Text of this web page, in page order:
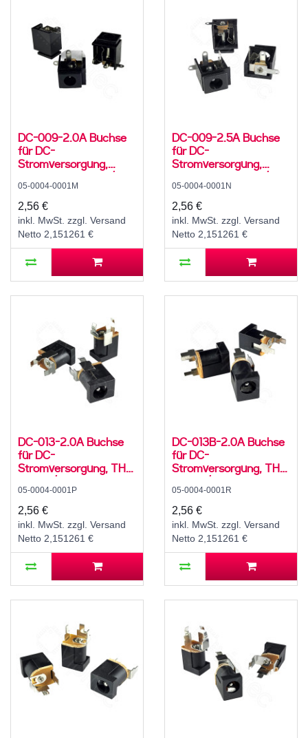
DC-009-2.0A Buchse
für DC-
Stromversorgung,
Lötfahnen, für 5,5 / 2,1
mm Hohlstecker, 30 V,
500 mA, 90°, -20..70
°C
05-0004-0001M
2,56 €
inkl. MwSt. zzgl. Versand
Netto 2,151261 €
DC-009-2.5A Buchse
für DC-
Stromversorgung,
Lötfahnen, für 5,5 / 2,5
mm Hohlstecker, 30 V,
500 mA, 90°, -20..70
°C
05-0004-0001N
2,56 €
inkl. MwSt. zzgl. Versand
Netto 2,151261 €
DC-013-2.0A Buchse
für DC-
Stromversorgung, THT,
für 5,5 / 2,1 mm
Hohlstecker, 30 V, 500
mA, 0°, -20..70 °C
05-0004-0001P
2,56 €
inkl. MwSt. zzgl. Versand
Netto 2,151261 €
DC-013B-2.0A Buchse
für DC-
Stromversorgung, THT,
für 5,5 / 2,1 mm
Hohlstecker, 30 V, 500
mA, 0°, -20..70 °C
05-0004-0001R
2,56 €
inkl. MwSt. zzgl. Versand
Netto 2,151261 €